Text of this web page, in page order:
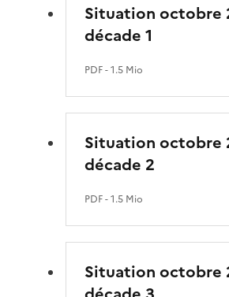
Situation octobre
décade 1
PDF- 1.5 Mio
Situation octobre
décade 2
PDF- 1.5 Mio
Situation octobre